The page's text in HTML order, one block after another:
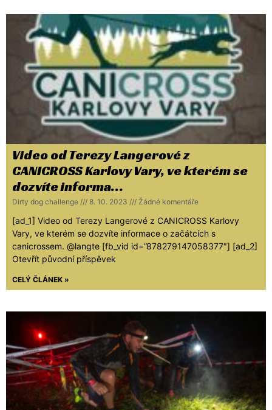
Video od Terezy Langerové z
CANICROSS Karlovy Vary, ve kterém se
dozvíte informa…
Dirty dog challenge 8. 10. 2023 Žádné komentáře
[ad_1] Video od Terezy Langerové z CANICROSS Karlovy
Vary, ve kterém se dozvíte informace o začátcích s
canicrossem. @langte [fb_vid id=”878279147058377″] [ad_2]
Otevřít původní příspěvek
CELÝ ČLÁNEK »